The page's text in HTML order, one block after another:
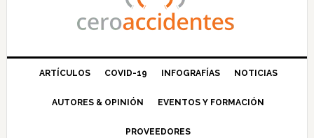
ARTÍCULOS COVID-19 INFOGRAFÍAS NOTICIAS
AUTORES & OPINIÓN EVENTOS Y FORMACIÓN
PROVEEDORES